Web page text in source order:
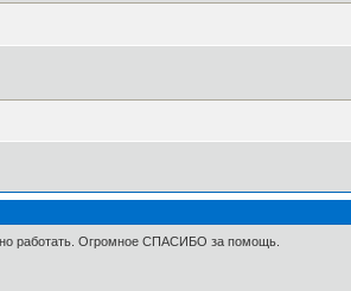
работать. Огромное СПАСИБО за помощь.